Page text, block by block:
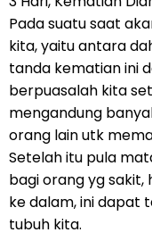
Pada suatu saat
kita, yaitu antara
tanda kematian ini
berpuasalah kita
mengandung
orang lain utk
Setelah itu pula
bagi orang yg sakit,
ke dalam, ini dapat
tubuh kita.